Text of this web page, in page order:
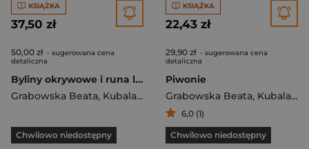
KSIĄŻKA
37,50 zł
50,00 zł - sugerowana cena
detaliczna
Byliny okrywowe i runa leśnego
Grabowska Beata, Kubala Tomasz
Chwilowo niedostępny
KSIĄŻKA
22,43 zł
29,90 zł - sugerowana cena
detaliczna
Piwonie
Grabowska Beata, Kubala Tomasz
6,0 (1)
Chwilowo niedostępny